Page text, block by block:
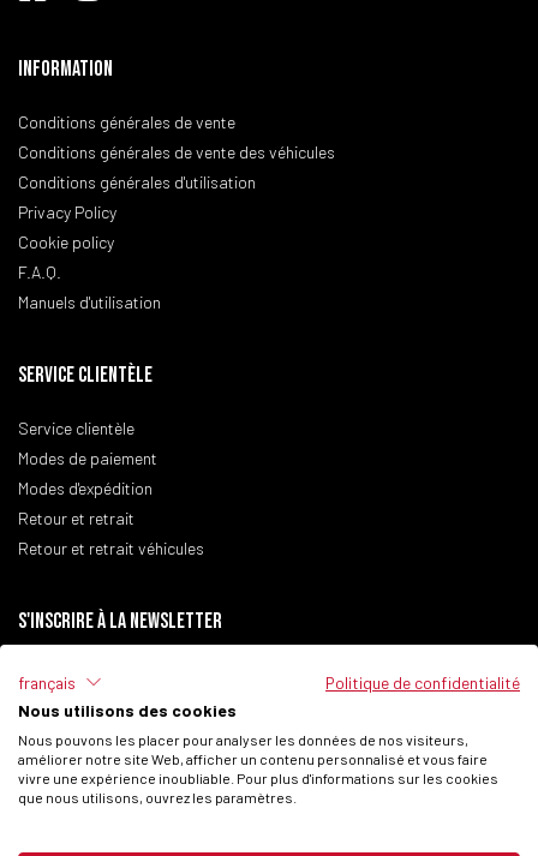
Information
Conditions générales de vente
Conditions générales de vente des véhicules
Conditions générales d'utilisation
Privacy Policy
Cookie policy
F.A.Q.
Manuels d'utilisation
SERVICE CLIENTÈLE
Service clientèle
Modes de paiement
Modes d'expédition
Retour et retrait
Retour et retrait véhicules
S'inscrire à la newsletter
politique de confidentialité du site.
Je consens au traitement de mes données personnelles pour recevoir des
communications commerciales de la part de Fantic Motor SPA.
français
Politique de confidentialité
Nous utilisons des cookies
Nous pouvons les placer pour analyser les données de nos visiteurs,
améliorer notre site Web, afficher un contenu personnalisé et vous faire
vivre une expérience inoubliable. Pour plus d'informations sur les cookies
que nous utilisons, ouvrez les paramètres.